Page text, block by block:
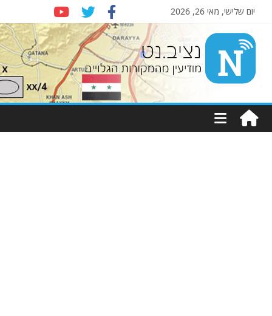
יום שלישי, מאי 26, 2026
Nziv.net
מודיעין
מהמקורות